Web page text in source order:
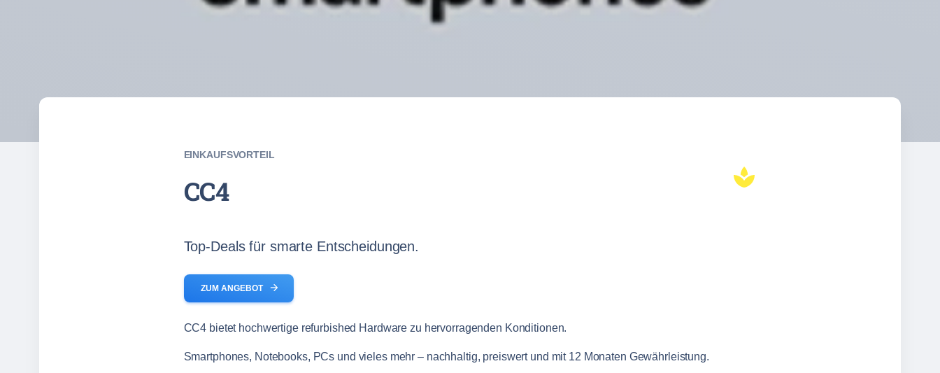
EINKAUFSVORTEIL
CC4
Top-Deals für smarte Entscheidungen.
ZUM ANGEBOT arrow_forward
CC4 bietet hochwertige refurbished Hardware zu hervorragenden Konditionen.
Smartphones, Notebooks, PCs und vieles mehr – nachhaltig, preiswert und mit 12 Monaten Gewährleistung.